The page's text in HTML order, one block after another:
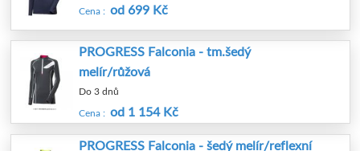
Cena : od 699 Kč
PROGRESS Falconia - tm.šedý
melír/růžová
Do 3 dnů
Cena : od 1 154 Kč
PROGRESS Falconia - šedý melír/reflexní